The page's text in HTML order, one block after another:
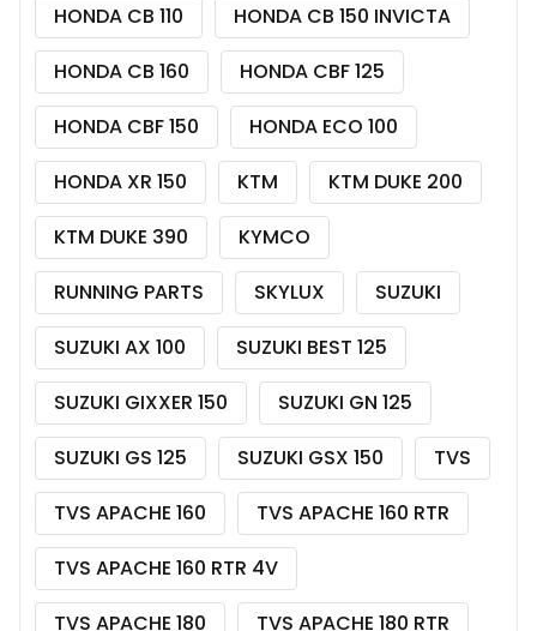
HONDA CB 110
HONDA CB 150 INVICTA
HONDA CB 160
HONDA CBF 125
HONDA CBF 150
HONDA ECO 100
HONDA XR 150
KTM
KTM DUKE 200
KTM DUKE 390
KYMCO
RUNNING PARTS
SKYLUX
SUZUKI
SUZUKI AX 100
SUZUKI BEST 125
SUZUKI GIXXER 150
SUZUKI GN 125
SUZUKI GS 125
SUZUKI GSX 150
TVS
TVS APACHE 160
TVS APACHE 160 RTR
TVS APACHE 160 RTR 4V
TVS APACHE 180
TVS APACHE 180 RTR